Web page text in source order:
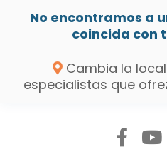
No encontramos a
coincida con
Cambia la
especialistas que